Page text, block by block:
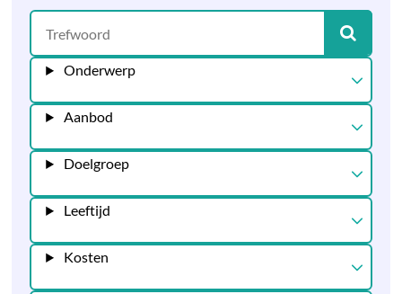
Onderwerp
Aanbod
Doelgroep
Leeftijd
Kosten